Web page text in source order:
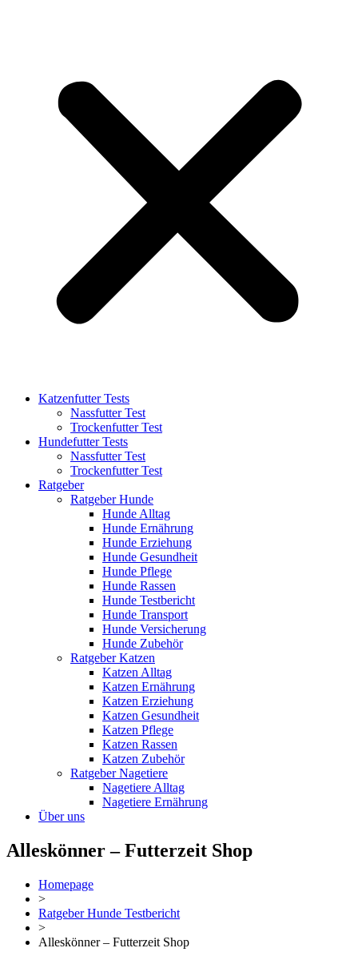
Katzenfutter Tests
Nassfutter Test
Trockenfutter Test
Hundefutter Tests
Nassfutter Test
Trockenfutter Test
Ratgeber
Ratgeber Hunde
Hunde Alltag
Hunde Ernährung
Hunde Erziehung
Hunde Gesundheit
Hunde Pflege
Hunde Rassen
Hunde Testbericht
Hunde Transport
Hunde Versicherung
Hunde Zubehör
Ratgeber Katzen
Katzen Alltag
Katzen Ernährung
Katzen Erziehung
Katzen Gesundheit
Katzen Pflege
Katzen Rassen
Katzen Zubehör
Ratgeber Nagetiere
Nagetiere Alltag
Nagetiere Ernährung
Über uns
Alleskönner – Futterzeit Shop
Homepage
>
Ratgeber Hunde Testbericht
>
Alleskönner – Futterzeit Shop